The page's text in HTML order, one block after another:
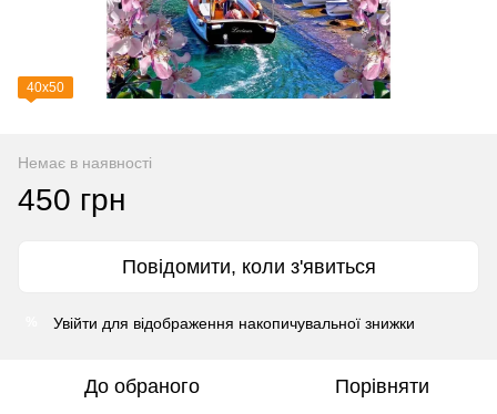
40х50
Немає в наявності
450 грн
Повідомити, коли з'явиться
Увійти для відображення накопичувальної знижки
До обраного Порівняти